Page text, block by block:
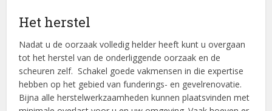
Het herstel
Nadat u de oorzaak volledig helder heeft kunt u overgaan
tot het herstel van de onderliggende oorzaak en de
scheuren zelf. Schakel goede vakmensen in die expertise
hebben op het gebied van funderings- en gevelrenovatie.
Bijna alle herstelwerkzaamheden kunnen plaatsvinden met